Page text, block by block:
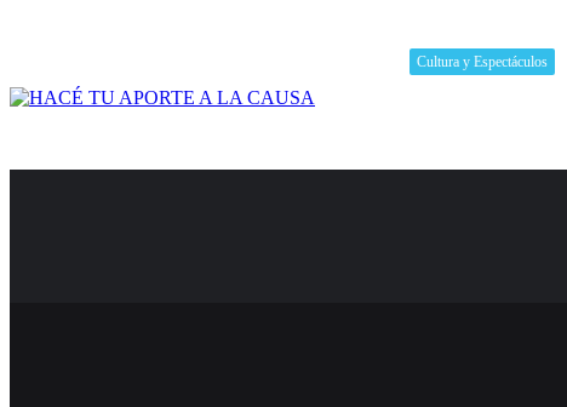
Cultura y Espectáculos